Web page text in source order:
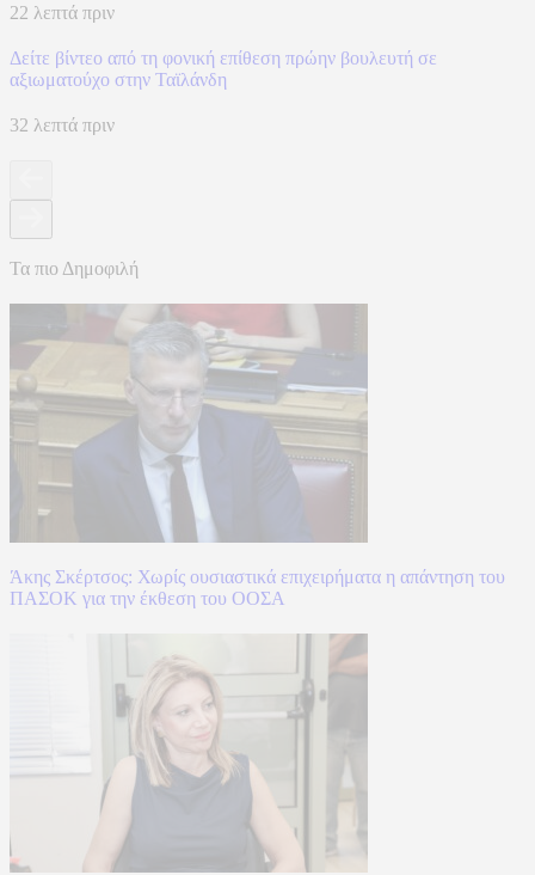
22 λεπτά πριν
Δείτε βίντεο από τη φονική επίθεση πρώην βουλευτή σε
αξιωματούχο στην Ταϊλάνδη
32 λεπτά πριν
Τα πιο Δημοφιλή
Άκης Σκέρτσος: Χωρίς ουσιαστικά επιχειρήματα η απάντηση του
ΠΑΣΟΚ για την έκθεση του ΟΟΣΑ